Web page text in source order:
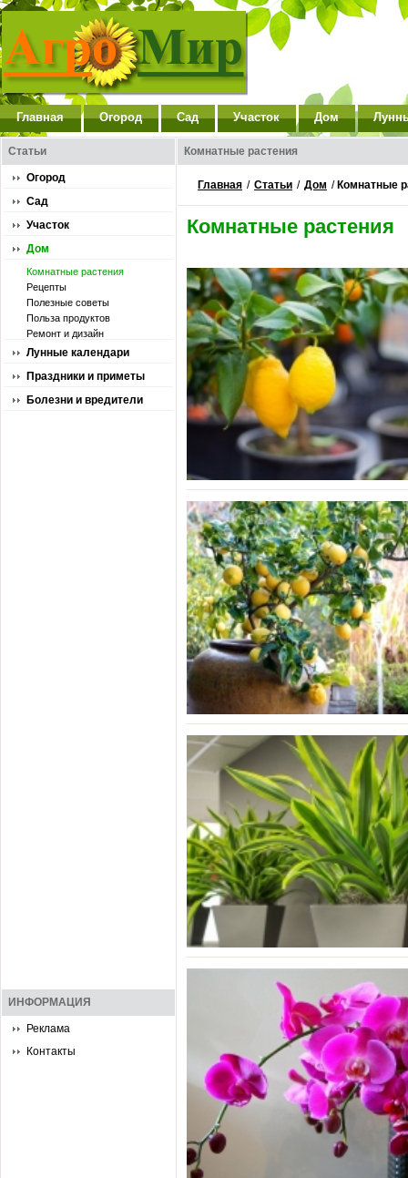
Главная Огород Сад Участок Дом
Статьи
Огород
Сад
Участок
Дом
Комнатные растения
Рецепты
Полезные советы
Польза продуктов
Ремонт и дизайн
Лунные календари
Праздники и приметы
Болезни и вредители
ИНФОРМАЦИЯ
Реклама
Контакты
Комнатные растения
Главная / Статьи / Дом / Комнатные
Комнатные растения